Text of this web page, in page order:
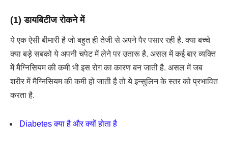
(1) डायबिटीज रोकने में
ये एक ऐसी बीमारी है जो बहुत ही तेजी से अपने पैर पसार रही है. क्या बच्चे
क्या बड़े सबको ये अपनी चपेट में लेने पर उतारू है. असल में कई बार व्यक्ति
में मैग्निसियम की कमी भी इस रोग का कारण बन जाती है. असल में जब
शरीर में मैग्निसियम की कमी हो जाती है तो ये इन्सुलिन के स्तर को प्रभावित
करता है.
Diabetes क्या है और क्यों होता है